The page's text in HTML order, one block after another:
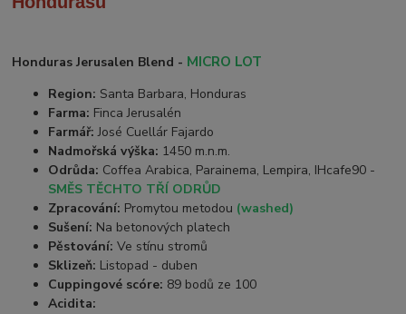
Honduras Jerusalen Blend - MICRO LOT
Region: Santa Barbara, Honduras
Farma: Finca Jerusalén
Farmář: José Cuellár Fajardo
Nadmořská výška: 1450 m.n.m.
Odrůda: Coffea Arabica, Parainema, Lempira, IHcafe90 -
SMĚS TĚCHTO TŘÍ ODRŮD
Zpracování: Promytou metodou (washed)
Sušení: Na betonových platech
Pěstování: Ve stínu stromů
Sklizeň: Listopad - duben
Cuppingové scóre: 89 bodů ze 100
Acidita: